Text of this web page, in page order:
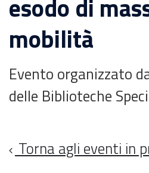
Prenotazione spazi
esodo di
mobilità
Evento organizzato
delle Biblioteche
Torna agli eventi in